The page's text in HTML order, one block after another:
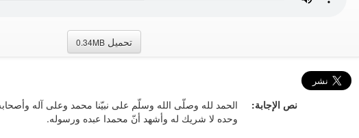
تحميل 0.34MB
نص الإجابة:
الحمد لله وصلّى الله وسلّم على نبيّنا محمد وعلى آله وأصحابه
وحده لا شريك له وأشهد أنّ محمدا عبده ورسوله.